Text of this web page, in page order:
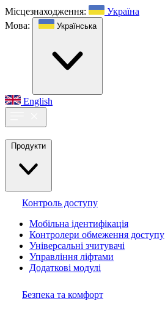
Місцезнаходження:
Україна
Мова:
Українська
English
Продукти
Контроль доступу
Мобільна ідентифікація
Контролери обмеження доступу
Універсальні зчитувачі
Управління ліфтами
Додаткові модулі
Безпека та комфорт